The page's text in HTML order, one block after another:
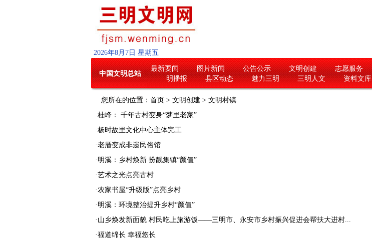
2026年8月 7 日 星期五
中国文明总站
最新要闻 图片新闻 公告公示 文明创建 志愿服务
明播报
县区动态 魅力三明 三明人文 资料文库
您所在的位置： 首页 > 文明创建 > 文明村镇
·桂峰： 千年古村变身“梦里老家”
·杨时故里文化中心主体完工
·老厝变成非遗民俗馆
· 明溪：乡村焕新 扮靓集镇“颜值”
·艺术之光点亮古村
·农家书屋“升级版”点亮乡村
· 明溪：环境整治提升乡村“颜值”
· 山乡焕发新面貌 村民吃上旅游饭——三明市、永安市乡村振兴促进会帮扶大进村...
·福道绵长 幸福悠长